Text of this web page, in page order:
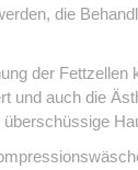
die
der
und auch die